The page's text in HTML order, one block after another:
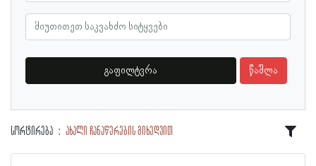
გაფილტვრა წაშლა
სორტირება ახალი ჩანაწერების მიხედვით